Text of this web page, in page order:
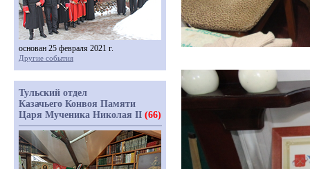
основан 25 февраля 2021 г.
Другие события
Тульский отдел
Казачьего Конвоя Памяти
Царя Мученика Николая II (66)